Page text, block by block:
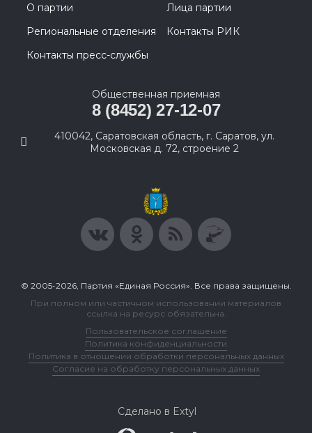
О партии
Лица партии
Региональные отделения
Контакты РИК
Контакты пресс-службы
Общественная приемная
8 (8452) 27-12-07
410042, Саратовская область, г. Саратов, ул.
Московская д. 72, строение 2
© 2005-2026, Партия «Единая Россия». Все права защищены.
При полном или частичном использовании материалов
ссылка на ресурс обязательна.
Пользовательское соглашение
Политика конфиденциальности
Политика в отношении обработки персональных данных
Согласие на обработку персональных данных
Сделано в Extyl